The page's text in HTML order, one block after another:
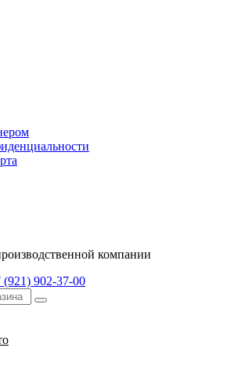
компании
(921) 902-37-00